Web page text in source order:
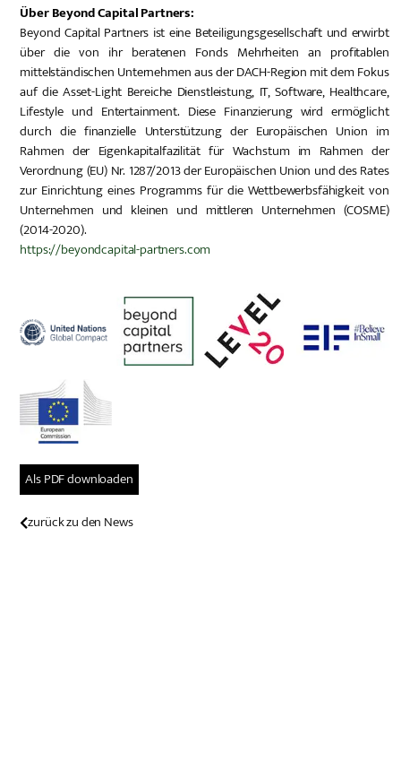
Über Beyond Capital Partners:
Beyond Capital Partners ist eine Beteiligungsgesellschaft und erwirbt
über die von ihr beratenen Fonds Mehrheiten an profitablen
mittelständischen Unternehmen aus der DACH-Region mit dem Fokus
auf die Asset-Light Bereiche Dienstleistung, IT, Software, Healthcare,
Lifestyle und Entertainment. Diese Finanzierung wird ermöglicht
durch die finanzielle Unterstützung der Europäischen Union im
Rahmen der Eigenkapitalfazilität für Wachstum im Rahmen der
Verordnung (EU) Nr. 1287/2013 der Europäischen Union und des Rates
zur Einrichtung eines Programms für die Wettbewerbsfähigkeit von
Unternehmen und kleinen und mittleren Unternehmen (COSME)
(2014-2020).
https://beyondcapital-partners.com
Als PDF downloaden
zurück zu den News